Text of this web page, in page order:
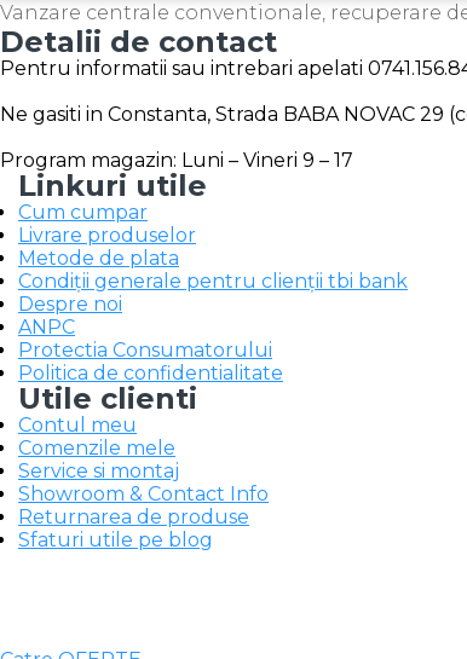
Vanzare centrale conventionale, recuperare
Detalii de contact
Pentru informatii sau intrebari apelati
Ne gasiti in Constanta, Strada BABA NOVAC 29
Program magazin: Luni – Vineri 9 – 17
Linkuri utile
Cum cumpar
Livrare produselor
Metode de plata
Condiții generale pentru clienții tbi bank
Despre noi
ANPC
Protectia Consumatorului
Politica de confidentialitate
Utile clienti
Contul meu
Comenzile mele
Service si montaj
Showroom & Contact Info
Returnarea de produse
Sfaturi utile pe blog